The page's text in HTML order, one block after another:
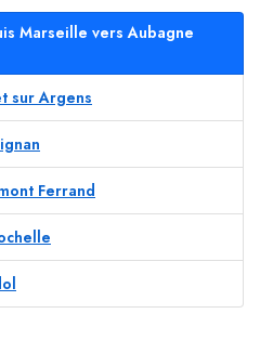
Marseille vers Aubagne
sur Argens
Ferrand